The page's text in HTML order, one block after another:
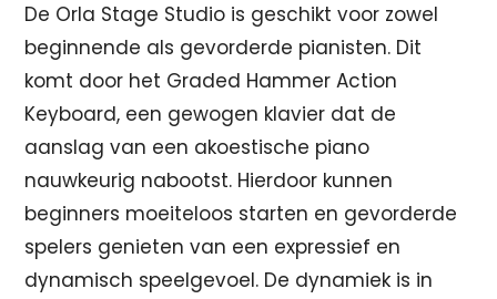
De Orla Stage Studio is geschikt voor zowel
beginnende als gevorderde pianisten. Dit
komt door het Graded Hammer Action
Keyboard, een gewogen klavier dat de
aanslag van een akoestische piano
nauwkeurig nabootst. Hierdoor kunnen
beginners moeiteloos starten en gevorderde
spelers genieten van een expressief en
dynamisch speelgevoel. De dynamiek is in